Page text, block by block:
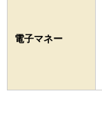
電子マネー